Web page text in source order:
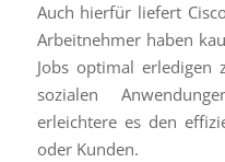
Auch hierfür liefert
Arbeitnehmer haben
Jobs optimal erledigen
sozialen
erleichtere es den
oder Kunden.